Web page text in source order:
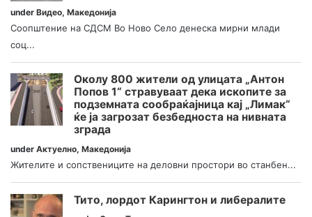
under Видео, Македонија
Соопштение на СДСМ Во Ново Село денеска мирни млади
соц...
Околу 800 жители од улицата „Антон
Попов 1“ стравуваат дека ископите за
подземната сообраќајница кај „Лимак“
ќе ја загрозат безбедноста на нивната
зграда
under Актуелно, Македонија
Жителите и сопствениците на деловни простори во станбен...
Тито, лордот Карингтон и либералите